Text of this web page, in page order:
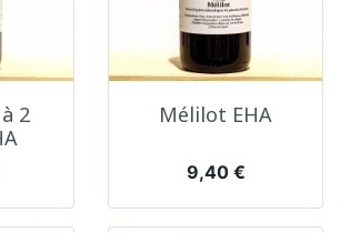
2
Mélilot EHA
Prix
9,40 €